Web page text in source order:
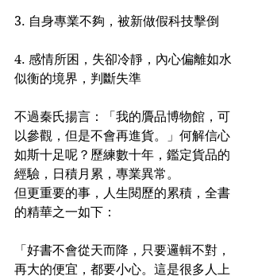
3. 自身專業不夠，被新做假科技擊倒
4. 感情所困，失卻冷靜，內心偏離如水
似衡的境界，判斷失準
不過秦氏揚言：「我的贗品博物館，可
以參觀，但是不會再進貨。」何解信心
如斯十足呢？歷練數十年，鑑定貨品的
經驗，日積月累，專業異常。
但更重要的事，人生閱歷的累積，全書
的精華之一如下：
「好書不會從天而降，只要邏輯不對，
再大的便宜，都要小心。這是很多人上